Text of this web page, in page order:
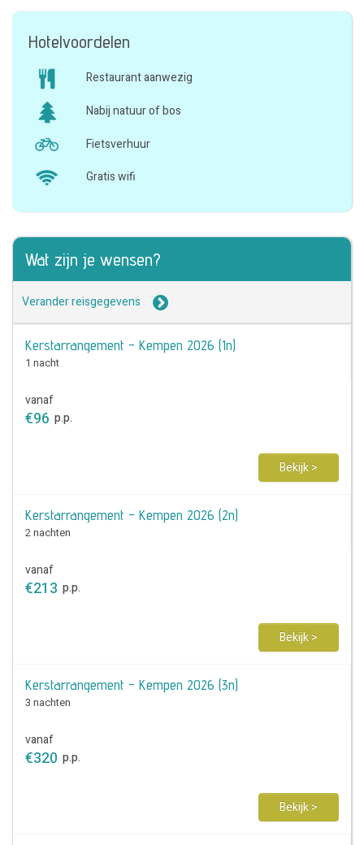
Hotelvoordelen
Restaurant aanwezig
Nabij natuur of bos
Fietsverhuur
Gratis wifi
Wat zijn je wensen?
Verander reisgegevens
Kerstarrangement - Kempen 2026 (1n)
1 nacht
vanaf
€96 p.p.
Bekijk >
Kerstarrangement - Kempen 2026 (2n)
2 nachten
vanaf
€213 p.p.
Bekijk >
Kerstarrangement - Kempen 2026 (3n)
3 nachten
vanaf
€320 p.p.
Bekijk >